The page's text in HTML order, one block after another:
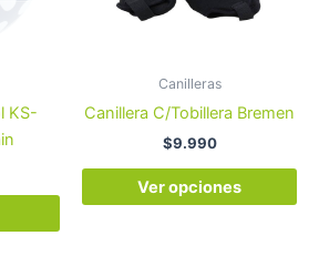
KS-
Canilleras
Canillera C/Tobillera Bremen
$9.990
Ver opciones
de